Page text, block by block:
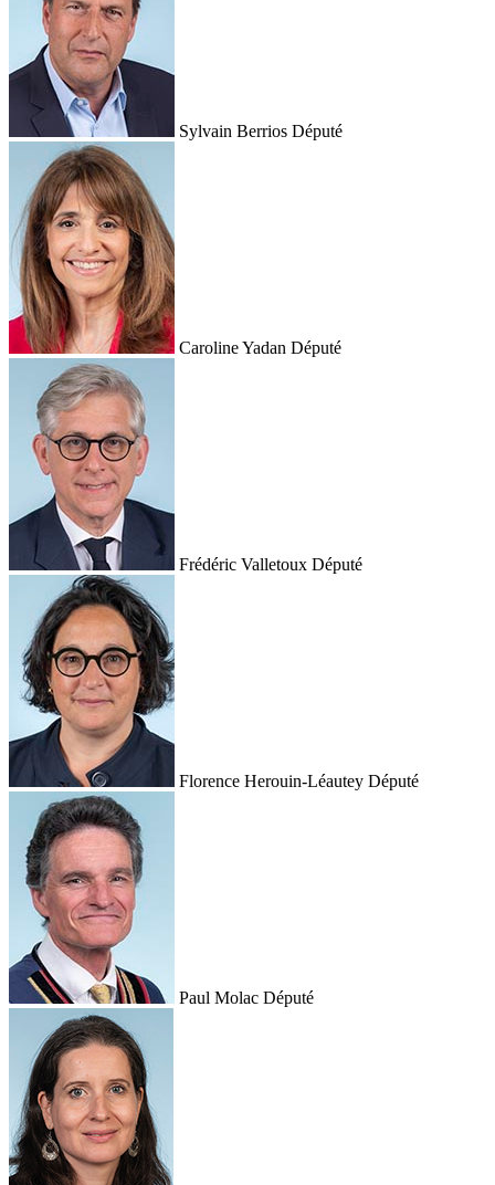
Sylvain Berrios Député
Caroline Yadan Député
Frédéric Valletoux Député
Florence Herouin-Léautey Député
Paul Molac Député